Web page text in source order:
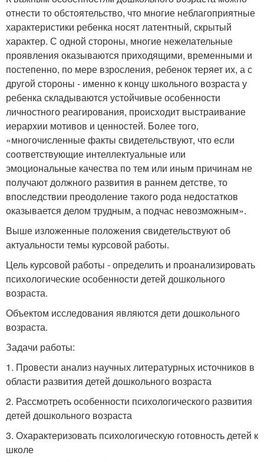
отнести то обстоятельство, что многие неблагоприятные
характеристики ребенка носят латентный, скрытый
характер. С одной стороны, многие нежелательные
проявления оказываются приходящими, временными и
постепенно, по мере взросления, ребенок теряет их, а с
другой стороны - именно к концу школьного возраста у
ребенка складываются устойчивые особенности
личностного реагирования, происходит выстраивание
иерархии мотивов и ценностей. Более того,
«многочисленные факты свидетельствуют, что если
соответствующие интеллектуальные или
эмоциональные качества по тем или иным причинам не
получают должного развития в раннем детстве, то
впоследствии преодоление такого рода недостатков
оказывается делом трудным, а подчас невозможным».
Выше изложенные положения свидетельствуют об
актуальности темы курсовой работы.
Цель курсовой работы - определить и проанализировать
психологические особенности детей дошкольного
возраста.
Объектом исследования являются дети дошкольного
возраста.
Задачи работы:
1. Провести анализ научных литературных источников в
области развития детей дошкольного возраста
2. Рассмотреть особенности психологического развития
детей дошкольного возраста
3. Охарактеризовать психологическую готовность детей к
школе